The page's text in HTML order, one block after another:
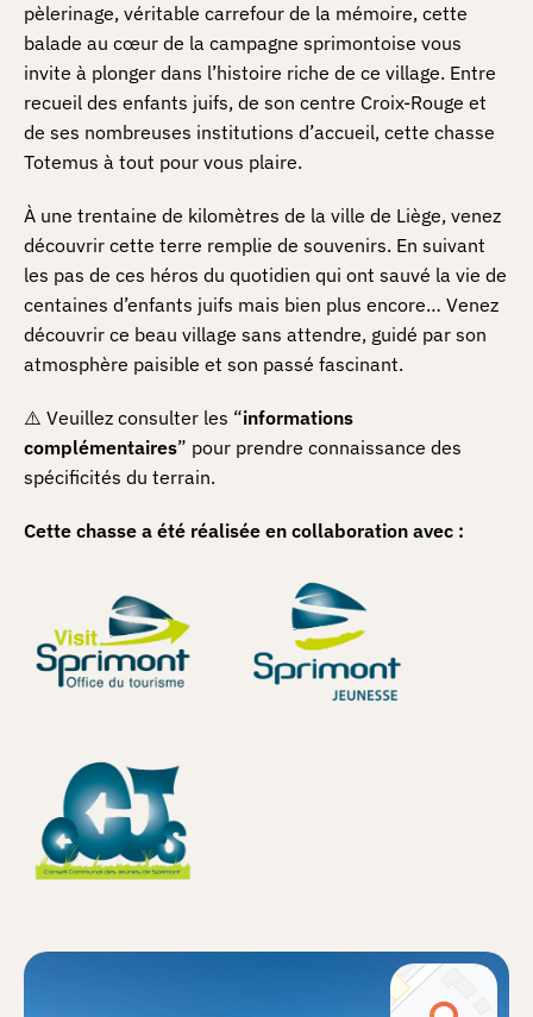
pèlerinage, véritable carrefour de la mémoire, cette
balade au cœur de la campagne sprimontoise vous
invite à plonger dans l’histoire riche de ce village. Entre
recueil des enfants juifs, de son centre Croix-Rouge et
de ses nombreuses institutions d’accueil, cette chasse
Totemus à tout pour vous plaire.
À une trentaine de kilomètres de la ville de Liège, venez
découvrir cette terre remplie de souvenirs. En suivant
les pas de ces héros du quotidien qui ont sauvé la vie de
centaines d’enfants juifs mais bien plus encore… Venez
découvrir ce beau village sans attendre, guidé par son
atmosphère paisible et son passé fascinant.
⚠️ Veuillez consulter les “informations
complémentaires” pour prendre connaissance des
spécificités du terrain.
Cette chasse a été réalisée en collaboration avec :